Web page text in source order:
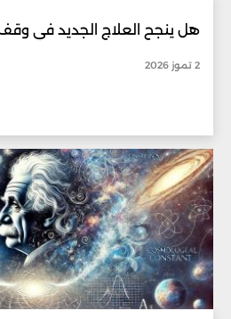
هل ينجح العلاج الجديد في
2 تموز 2026